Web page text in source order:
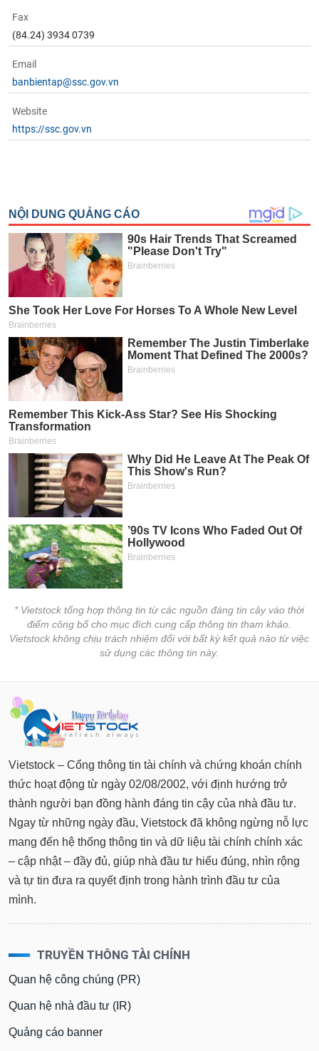
Fax
(84.24) 3934 0739
Email
banbientap@ssc.gov.vn
Website
https://ssc.gov.vn
* Vietstock tổng hợp thông tin từ các nguồn đáng tin cậy vào thời
điểm công bố cho mục đích cung cấp thông tin tham khảo.
Vietstock không chịu trách nhiệm đối với bất kỳ kết quả nào từ việc
sử dụng các thông tin này.
Vietstock – Cổng thông tin tài chính và chứng khoán chính
thức hoạt động từ ngày 02/08/2002, với định hướng trở
thành người bạn đồng hành đáng tin cậy của nhà đầu tư.
Ngay từ những ngày đầu, Vietstock đã không ngừng nỗ lực
mang đến hệ thống thông tin và dữ liệu tài chính chính xác
– cập nhật – đầy đủ, giúp nhà đầu tư hiểu đúng, nhìn rộng
và tự tin đưa ra quyết định trong hành trình đầu tư của
mình.
TRUYỀN THÔNG TÀI CHÍNH
Quan hệ công chúng (PR)
Quan hệ nhà đầu tư (IR)
Quảng cáo banner
chính